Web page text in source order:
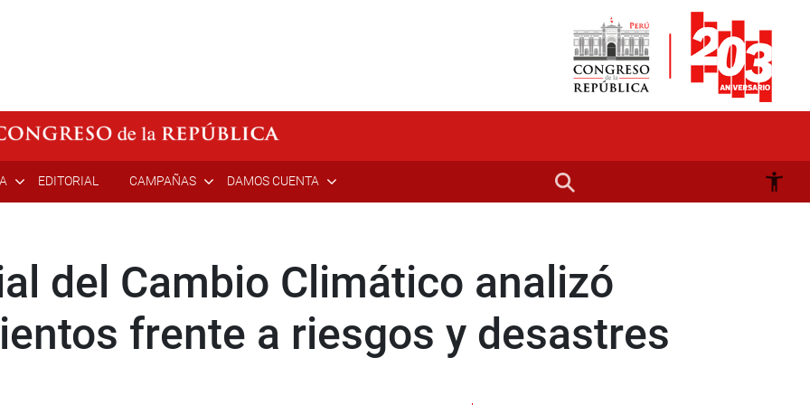
EDITORIAL CAMPAÑAS DAMOS CUENTA
del Cambio Climático analizó
frente a riesgos y desastres